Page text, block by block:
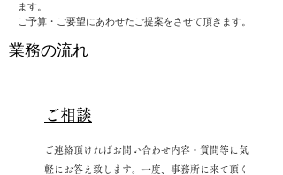
ます。
ご予算・ご要望にあわせた​ご提案をさせて頂きます。
業務の流れ
ご相談
ご連絡頂けれ ばお問い合わせ内容・質問等に気
軽にお答え致します。一度、事務所に来て頂く